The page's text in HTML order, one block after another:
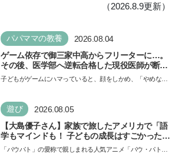
（2026.8.9更新）
パパママの教養 2026.08.04
ゲーム依存で御三家中高からフリーターに…。
その後、医学部へ逆転合格した現役医師が断言
「ゲームの経験が受験勉強に役立った」そう考
子どもがゲームにハマっていると、顔をしかめ、「やめなさ
い…
遊び 2026.08.05
【大島優子さん】家族で旅したアメリカで「語
学もマインドも！ 子どもの成長はすごかった」
声優をつとめた映画『パウ・パトロール ザ・ダ
「パウパト」の愛称で親しまれる人気アニメ「パウ・パトロ